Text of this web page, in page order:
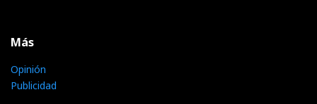
Más
Opinión
Publicidad